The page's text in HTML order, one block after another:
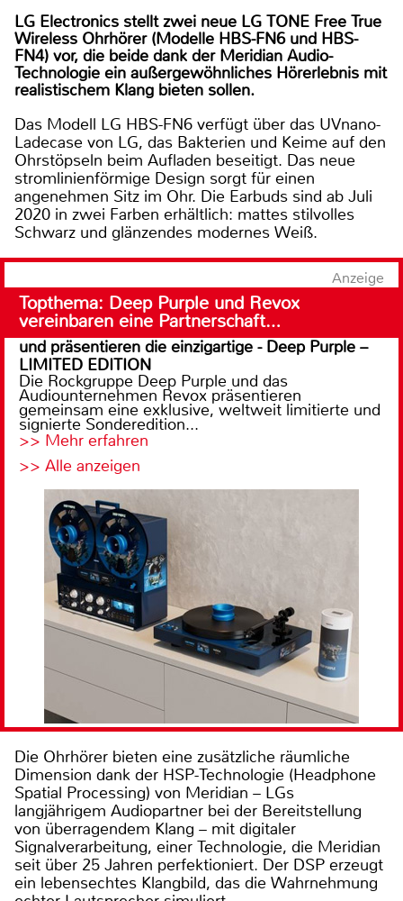
LG Electronics stellt zwei neue LG TONE Free True
Wireless Ohrhörer (Modelle HBS-FN6 und HBS-
FN4) vor, die beide dank der Meridian Audio-
Technologie ein außergewöhnliches Hörerlebnis mit
realistischem Klang bieten sollen.
Das Modell LG HBS-FN6 verfügt über das UVnano-
Ladecase von LG, das Bakterien und Keime auf den
Ohrstöpseln beim Aufladen beseitigt. Das neue
stromlinienförmige Design sorgt für einen
angenehmen Sitz im Ohr. Die Earbuds sind ab Juli
2020 in zwei Farben erhältlich: mattes stilvolles
Schwarz und glänzendes modernes Weiß.
Anzeige
Topthema: Deep Purple und Revox
vereinbaren eine Partnerschaft…
und präsentieren die einzigartige - Deep Purple –
LIMITED EDITION
Die Rockgruppe Deep Purple und das
Audiounternehmen Revox präsentieren
gemeinsam eine exklusive, weltweit limitierte und
signierte Sonderedition...
>> Mehr erfahren
>> Alle anzeigen
Die Ohrhörer bieten eine zusätzliche räumliche
Dimension dank der HSP-Technologie (Headphone
Spatial Processing) von Meridian – LGs
langjährigem Audiopartner bei der Bereitstellung
von überragendem Klang – mit digitaler
Signalverarbeitung, einer Technologie, die Meridian
seit über 25 Jahren perfektioniert. Der DSP erzeugt
ein lebensechtes Klangbild, das die Wahrnehmung